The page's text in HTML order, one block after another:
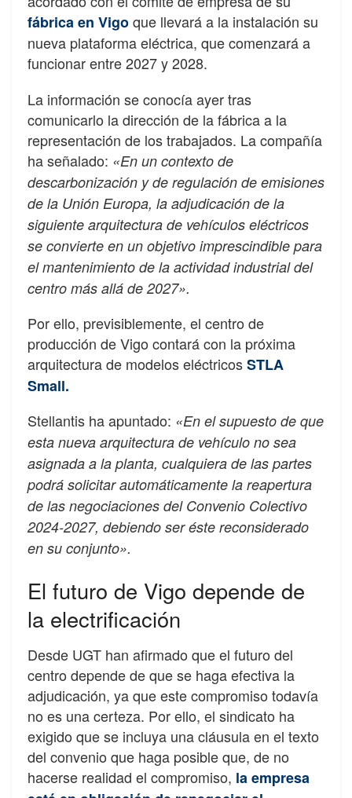
fábrica en Vigoque llevará a la instalación su
nueva plataforma eléctrica, que comenzará a
funcionar entre 2027 y 2028.
La información se conocía ayer tras
comunicarlo la dirección de la fábrica a la
representación de los trabajados. La compañía
ha señalado: «En un contexto de
descarbonización y de regulación de emisiones
de la Unión Europa, la adjudicación de la
siguiente arquitectura de vehículos eléctricos
se convierte en un objetivo imprescindible para
el mantenimiento de la actividad industrial del
centro más allá de 2027».
Por ello, previsiblemente, el centro de
producción de Vigo contará con la próxima
arquitectura de modelos eléctricosSTLA
Small.
Stellantis ha apuntado: «En el supuesto de que
esta nueva arquitectura de vehículo no sea
asignada a la planta, cualquiera de las partes
podrá solicitar automáticamente la reapertura
de las negociaciones del Convenio Colectivo
2024-2027, debiendo ser éste reconsiderado
en su conjunto».
El futuro de Vigo depende de
la electrificación
Desde UGT han afirmado que el futuro del
centro depende de que se haga efectiva la
adjudicación, ya que este compromiso todavía
no es una certeza. Por ello, el sindicato ha
exigido que se incluya una cláusula en el texto
del convenio que haga posible que, de no
hacerse realidad el compromiso, la empresa